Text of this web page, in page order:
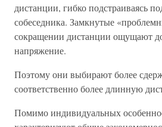
дистанции, гибко подстраиваясь
собеседника. Замкнутые
сокращении дистанции ощущают
напряжение.
Поэтому они выбирают более
соответственно более длинную
Помимо индивидуальных